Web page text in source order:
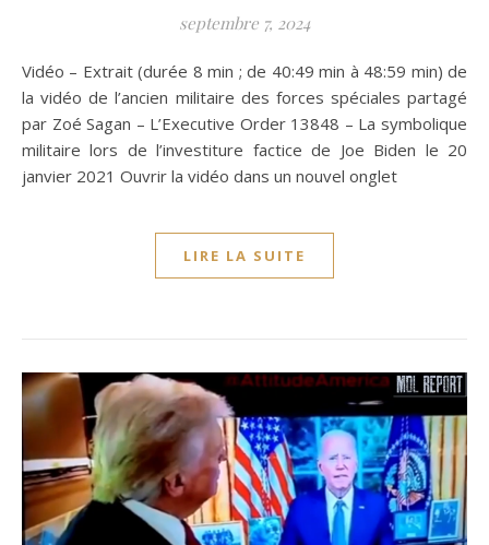
septembre 7, 2024
Vidéo – Extrait (durée 8 min ; de 40:49 min à 48:59 min) de
la vidéo de l’ancien militaire des forces spéciales partagé
par Zoé Sagan – L’Executive Order 13848 – La symbolique
militaire lors de l’investiture factice de Joe Biden le 20
janvier 2021 Ouvrir la vidéo dans un nouvel onglet
LIRE LA SUITE